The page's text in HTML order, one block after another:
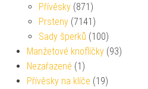
Přívěsky (871)
Prsteny (7141)
Sady šperků (100)
Manžetové knoflíčky (93)
Nezařazené (1)
Přívěsky na klíče (19)